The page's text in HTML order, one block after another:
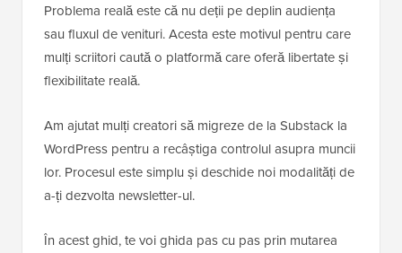
Problema reală este că nu deții pe deplin audiența
sau fluxul de venituri. Acesta este motivul pentru care
mulți scriitori caută o platformă care oferă libertate și
flexibilitate reală.
Am ajutat mulți creatori să migreze de la Substack la
WordPress pentru a recâștiga controlul asupra muncii
lor. Procesul este simplu și deschide noi modalități de
a-ți dezvolta newsletter-ul.
În acest ghid, te voi ghida pas cu pas prin mutarea